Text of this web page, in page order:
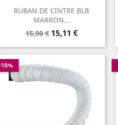
RUBAN DE CINTRE BLB
MARRON...
Prix
base
15,90 € Prix
15,11 €